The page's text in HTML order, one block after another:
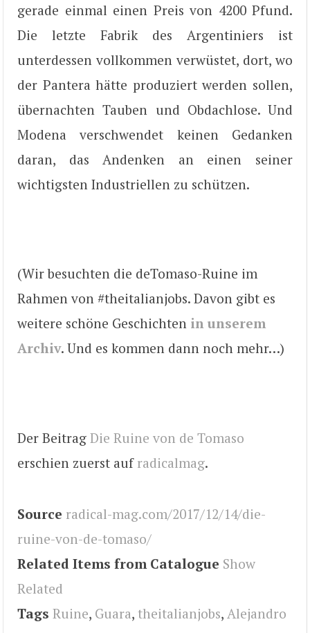
gerade einmal einen Preis von 4200 Pfund.
Die letzte Fabrik des Argentiniers ist
unterdessen vollkommen verwüstet, dort, wo
der Pantera hätte produziert werden sollen,
übernachten Tauben und Obdachlose. Und
Modena verschwendet keinen Gedanken
daran, das Andenken an einen seiner
wichtigsten Industriellen zu schützen.
(Wir besuchten die deTomaso-Ruine im
Rahmen von #theitalianjobs. Davon gibt es
weitere schöne Geschichten in unserem
Archiv. Und es kommen dann noch mehr…)
Der Beitrag Die Ruine von de Tomaso
erschien zuerst auf radicalmag.
Source radical-mag.com/2017/12/14/die-
ruine-von-de-tomaso/
Related Items from Catalogue Show
Related
Tags Ruine, Guara, theitalianjobs, Alejandro